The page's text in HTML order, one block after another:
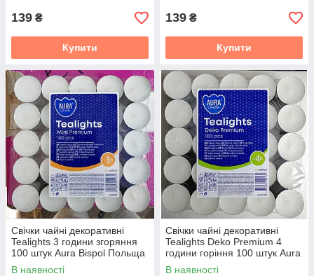
139 ₴
Купити
139 ₴
Купити
Свічки чайні декоративні
Tealights 3 години згоряння
100 штук Aura Bispol Польща
В наявності
Свічки чайні декоративні
Tealights Deko Premium 4
години горіння 100 штук Aura
Bispol Польща
В наявності